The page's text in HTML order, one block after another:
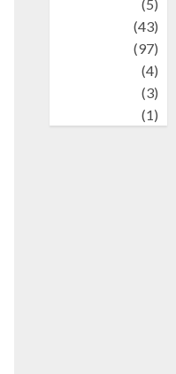
(5)
(43)
(97)
(4)
(3)
(1)